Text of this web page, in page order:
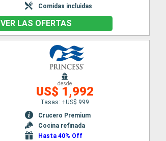
Comidas incluidas
VER LAS OFERTAS
desde
US$ 1,992
Tasas: +US$ 999
Crucero Premium
Cocina refinada
Hasta 40% Off